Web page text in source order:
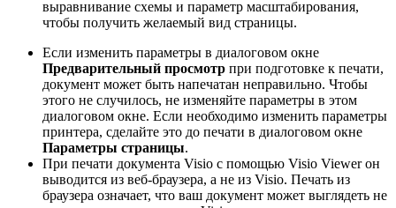
выравнивание схемы и параметр масштабирования,
чтобы получить желаемый вид страницы.
Если изменить параметры в диалоговом окне
Предварительный просмотр при подготовке к печати,
документ может быть напечатан неправильно. Чтобы
этого не случилось, не изменяйте параметры в этом
диалоговом окне. Если необходимо изменить параметры
принтера, сделайте это до печати в диалоговом окне
Параметры страницы.
При печати документа Visio с помощью Visio Viewer он
выводится из веб-браузера, а не из Visio. Печать из
браузера означает, что ваш документ может выглядеть не